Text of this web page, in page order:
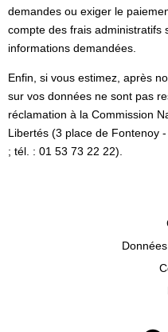
demandes ou exiger le
compte des frais administratifs
informations demandées.
Enfin, si vous estimez, après
sur vos données ne sont pas
réclamation à la Commission
Libertés (3 place de Fontenoy
; tél. : 01 53 73 22 22).